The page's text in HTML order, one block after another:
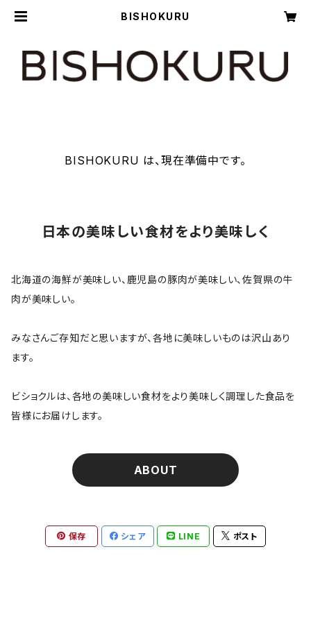
BISHOKURU
BISHOKURU は、現在準備中です。
日本の美味しい食材をより美味しく
北海道の海鮮が美味しい、鹿児島の豚肉が美味しい、佐賀県の牛
肉が美味しい。
みなさんご存知だと思いますが、各地に美味しいものは沢山あり
ます。
ビショクルは、各地の美味しい食材をより美味しく調理した食品を
皆様にお届けします。
ABOUT
保存 シェア LINE ポスト